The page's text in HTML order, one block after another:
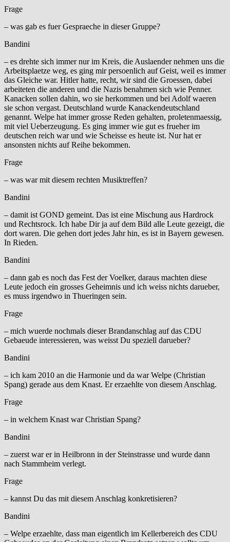
Frage
– was gab es fuer Gespraeche in dieser Gruppe?
Bandini
– es drehte sich immer nur im Kreis, die Auslaender nehmen uns die
Arbeitsplaetze weg, es ging mir persoenlich auf Geist, weil es immer
das Gleiche war. Hitler hatte, recht, wir sind die Groessen, dabei
arbeiteten die anderen und die Nazis benahmen sich wie Penner.
Kanacken sollen dahin, wo sie herkommen und bei Adolf waeren
sie schon vergast. Deutschland wurde Kanackendeutschland
genannt. Welpe hat immer grosse Reden gehalten, proletenmaessig,
mit viel Ueberzeugung. Es ging immer wie gut es frueher im
deutschen reich war und wie Scheisse es heute ist. Nur hat er
ansonsten nichts auf Reihe bekommen.
Frage
– was war mit diesem rechten Musiktreffen?
Bandini
– damit ist GOND gemeint. Das ist eine Mischung aus Hardrock
und Rechtsrock. Ich habe Dir ja auf dem Bild alle Leute gezeigt, die
dort waren. Die gehen dort jedes Jahr hin, es ist in Bayern gewesen.
In Rieden.
Bandini
– dann gab es noch das Fest der Voelker, daraus machten diese
Leute jedoch ein grosses Geheimnis und ich weiss nichts darueber,
es muss irgendwo in Thueringen sein.
Frage
– mich wuerde nochmals dieser Brandanschlag auf das CDU
Gebaeude interessieren, was weisst Du speziell darueber?
Bandini
– ich kam 2010 an die Harmonie und da war Welpe (Christian
Spang) gerade aus dem Knast. Er erzaehlte von diesem Anschlag.
Frage
– in welchem Knast war Christian Spang?
Bandini
– zuerst war er in Heilbronn in der Steinstrasse und wurde dann
nach Stammheim verlegt.
Frage
– kannst Du das mit diesem Anschlag konkretisieren?
Bandini
– Welpe erzaehlte, dass man eigentlich im Kellerbereich des CDU